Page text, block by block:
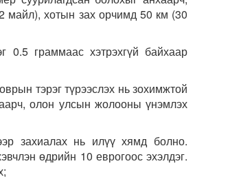
майл), хотын зах орчимд 50 км (30
0.5 граммаас хэтрэхгүй байхаар
тэрэг түрээслэх нь зохимжтой
олон улсын жолооны үнэмлэх
захиалах нь илүү хямд болно.
өдрийн 10 еврогоос эхэлдэг.